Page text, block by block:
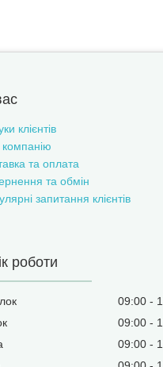
клієнтів
та оплата
та обмін
запитання клієнтів
роботи
09:00
09:00
09:00